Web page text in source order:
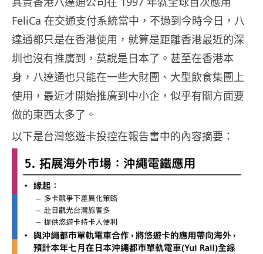
FeliCa 在交通支付系統當中，不過到今時今日，八
達通都只是在香港使用，就算是距離香港最近的深
圳也沒有推廣到，莫說是日本了。甚至在香港本
身，八達通也只能在一些大財團、大型飲食集團上
使用，最近才開始推廣到中小企，似乎有關方面要
做的東西太多了。
以下是台灣悠遊卡投控在報告書中的內容摘要：